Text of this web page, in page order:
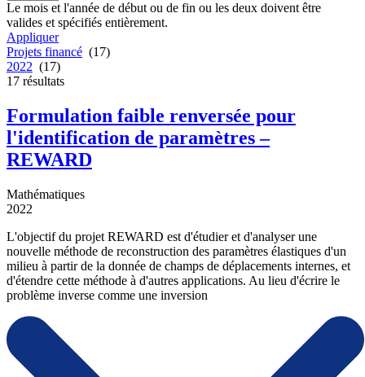
Le mois et l'année de début ou de fin ou les deux doivent être
valides et spécifiés entièrement.
Appliquer
Projets financé (17)
2022 (17)
17 résultats
Formulation faible renversée pour
l'identification de paramètres –
REWARD
Mathématiques
2022
L'objectif du projet REWARD est d'étudier et d'analyser une
nouvelle méthode de reconstruction des paramètres élastiques d'un
milieu à partir de la donnée de champs de déplacements internes, et
d'étendre cette méthode à d'autres applications. Au lieu d'écrire le
problème inverse comme une inversion